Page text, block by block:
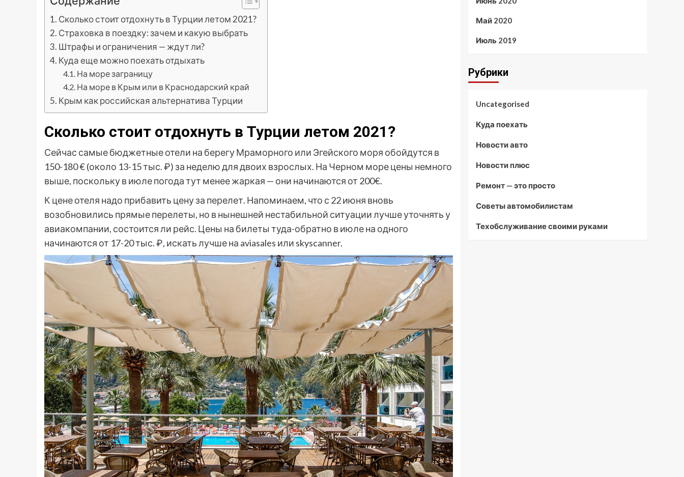
Сколько стоит отдохнуть в Турции летом 2021?
Страховка в поездку: зачем и какую выбрать
Штрафы и ограничения — ждут ли?
Куда еще можно поехать отдыхать
На море заграницу
На море в Крым или в Краснодарский край
Крым как российская альтернатива Турции
Сколько стоит отдохнуть в Турции летом 2021?
Сейчас самые бюджетные отели на берегу Мраморного или Эгейского моря обойдутся в
150-180 € (около 13-15 тыс. ₽) за неделю для двоих взрослых. На Черном море цены немного
выше, поскольку в июле погода тут менее жаркая — они начинаются от 200€.
К цене отеля надо прибавить цену за перелет. Напоминаем, что с 22 июня вновь
возобновились прямые перелеты, но в нынешней нестабильной ситуации лучше уточнять у
авиакомпании, состоится ли рейс. Цены на билеты туда-обратно в июле на одного
начинаются от 17-20 тыс. ₽, искать лучше на aviasales или skyscanner.
Май 2020
Июль 2019
Рубрики
Uncategorised
Куда поехать
Новости авто
Новости плюс
Ремонт — это просто
Советы автомобилистам
Техобслуживание своими руками